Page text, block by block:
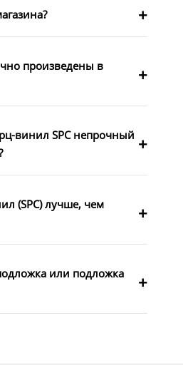
произведены в
винил SPC непрочный
(SPC) лучше, чем
или подложка